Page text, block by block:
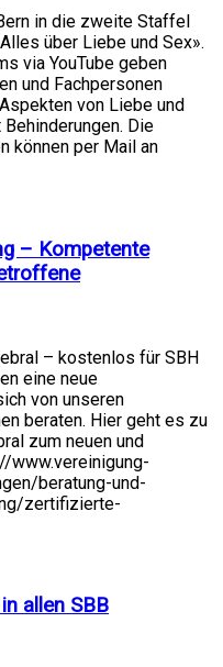
in die zweite Staffel
über Liebe und Sex».
via YouTube geben
und Fachpersonen
von Liebe und
Die
können per Mail an
– Kompetente
– kostenlos für SBH
eine neue
von unseren
beraten. Hier geht es zu
zum neuen und
www.vereinigung-
beratung-und-
zertifizierte-
allen SBB